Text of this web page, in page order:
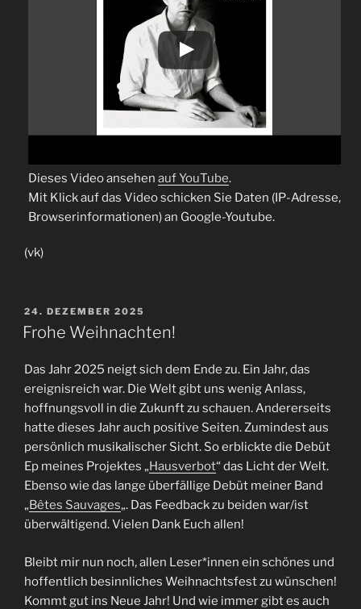
Dieses Video ansehen auf YouTube.
Mit Klick auf das Video schicken Sie Daten (IP-Adresse,
Browserinformationen) an Google-Youtube.
(vk)
VERÖFFENTLICHT
AM
24. DEZEMBER 2025
Frohe Weihnachten!
Das Jahr 2025 neigt sich dem Ende zu. Ein Jahr, das
ereignisreich war. Die Welt gibt uns wenig Anlass,
hoffnungsvoll in die Zukunft zu schauen. Andererseits
hatte dieses Jahr auch positive Seiten. Zumindest aus
persönlich musikalischer Sicht. So erblickte die Debüt
Ep meines Projektes „Hausverbot“ das Licht der Welt.
Ebenso wie das lange überfällige Debüt meiner Band
„Bêtes Sauvages„. Das Feedback zu beiden war/ist
überwältigend. Vielen Dank Euch allen!
Bleibt mir nun noch, allen Leser*innen ein schönes und
hoffentlich besinnliches Weihnachtsfest zu wünschen!
Kommt gut ins Neue Jahr! Und wie immer gibt es auch